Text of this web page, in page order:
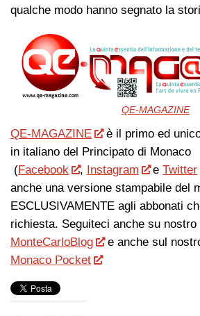
qualche modo hanno segnato la
QE-MAGAZINE
QE-MAGAZINE
è il primo ed
in italiano del Principato di Monaco
(Facebook , Instagram eTwitter
anche una versione stampabile del
ESCLUSIVAMENTE agli abbonati
richiesta. Seguiteci anche su nostro
MonteCarloBlog
e anche sul
Monaco Pocket